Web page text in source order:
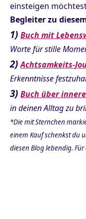
einsteigen
Begleiter zu
1) Buch mit
Worte für stille
2)Achtsamkeits-
Erkenntnisse
3) Buch über
in deinen Alltag zu
*Die mit Sternchen
einem Kauf schenkst du
diesen Blog lebendig.